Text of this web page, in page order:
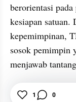
berorientasi
kesiapan satuan.
kepemimpinan,
sosok pemimpin
menjawab
TNI Pangdam
1 0